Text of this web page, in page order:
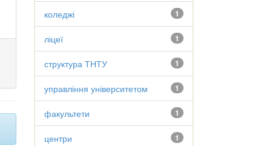
1
коледжі
1
ліцеї
1
структура ТНТУ
1
управління університетом
1
факультети
1
центри